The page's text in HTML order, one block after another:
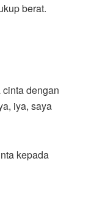
berat.
dengan
iya, saya
kepada